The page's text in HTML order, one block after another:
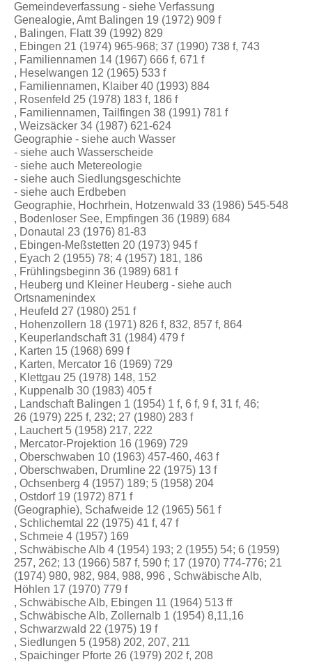
Gemeindeverfassung - siehe Verfassung
Genealogie, Amt Balingen 19 (1972) 909 f
, Balingen, Flatt 39 (1992) 829
, Ebingen 21 (1974) 965-968; 37 (1990) 738 f, 743
, Familiennamen 14 (1967) 666 f, 671 f
, Heselwangen 12 (1965) 533 f
, Familiennamen, Klaiber 40 (1993) 884
, Rosenfeld 25 (1978) 183 f, 186 f
, Familiennamen, Tailfingen 38 (1991) 781 f
, Weizsäcker 34 (1987) 621-624
Geographie - siehe auch Wasser
- siehe auch Wasserscheide
- siehe auch Metereologie
- siehe auch Siedlungsgeschichte
- siehe auch Erdbeben
Geographie, Hochrhein, Hotzenwald 33 (1986) 545-548
, Bodenloser See, Empfingen 36 (1989) 684
, Donautal 23 (1976) 81-83
, Ebingen-Meßstetten 20 (1973) 945 f
, Eyach 2 (1955) 78; 4 (1957) 181, 186
, Frühlingsbeginn 36 (1989) 681 f
, Heuberg und Kleiner Heuberg - siehe auch
Ortsnamenindex
, Heufeld 27 (1980) 251 f
, Hohenzollern 18 (1971) 826 f, 832, 857 f, 864
, Keuperlandschaft 31 (1984) 479 f
, Karten 15 (1968) 699 f
, Karten, Mercator 16 (1969) 729
, Klettgau 25 (1978) 148, 152
, Kuppenalb 30 (1983) 405 f
, Landschaft Balingen 1 (1954) 1 f, 6 f, 9 f, 31 f, 46;
26 (1979) 225 f, 232; 27 (1980) 283 f
, Lauchert 5 (1958) 217, 222
, Mercator-Projektion 16 (1969) 729
, Oberschwaben 10 (1963) 457-460, 463 f
, Oberschwaben, Drumline 22 (1975) 13 f
, Ochsenberg 4 (1957) 189; 5 (1958) 204
, Ostdorf 19 (1972) 871 f
(Geographie), Schafweide 12 (1965) 561 f
, Schlichemtal 22 (1975) 41 f, 47 f
, Schmeie 4 (1957) 169
, Schwäbische Alb 4 (1954) 193; 2 (1955) 54; 6 (1959)
257, 262; 13 (1966) 587 f, 590 f; 17 (1970) 774-776; 21
(1974) 980, 982, 984, 988, 996 , Schwäbische Alb,
Höhlen 17 (1970) 779 f
, Schwäbische Alb, Ebingen 11 (1964) 513 ff
, Schwäbische Alb, Zollernalb 1 (1954) 8,11,16
, Schwarzwald 22 (1975) 19 f
, Siedlungen 5 (1958) 202, 207, 211
, Spaichinger Pforte 26 (1979) 202 f, 208